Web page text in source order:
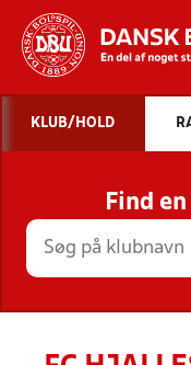
STILLINGER,
KLUB/HOLD
Find